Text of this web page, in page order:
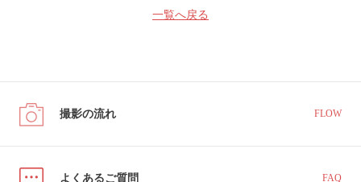
一覧へ戻る
撮影の流れ FLOW
よくあるご質問 FAQ